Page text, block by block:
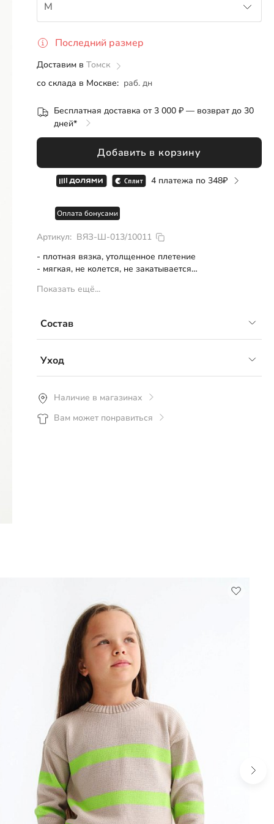
РозницаM
M Последний размер
Доставим в Томск
со склада в Москве: раб. дн
Бесплатная доставка от 3 000 ₽ — возврат до 30
дней*
Добавить в корзину
4 платежа по348
Оплата бонусами
Артикул: ВЯЗ-Ш-013/10011
- плотная вязка, утолщенное плетение
- мягкая, не колется, не закатывается
Показать ещё...
Состав
50% хлопок 50% акрил
Уход
Рекомендуется ручная или деликатная
машинная стирка со средствами для цветного
белья, стирать вывернув изделие наизнанку
Наличие в магазинах
Вам может понравиться